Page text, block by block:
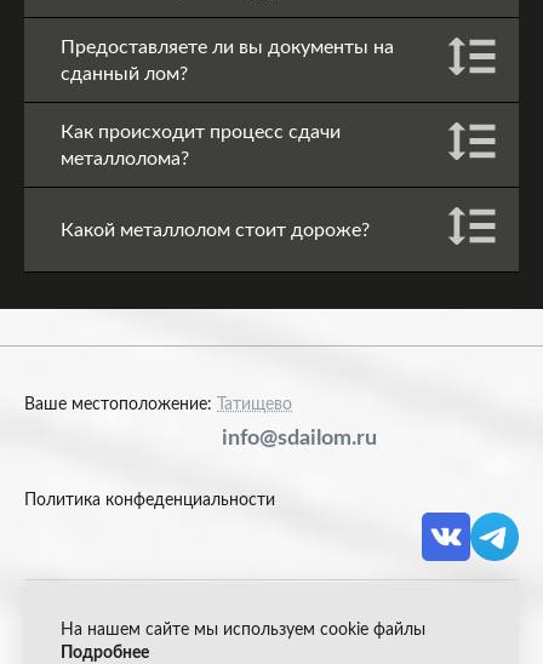
Предоставляете ли вы документы на
сданный лом?
Как происходит процесс сдачи
металлолома?
Какой металлолом стоит дороже?
Ваше местоположение: Татищево
info@sdailom.ru
Политика конфеденциальности
© 2026 Акрон Скрап
На нашем сайте мы используем cookie файлы
Подробнее